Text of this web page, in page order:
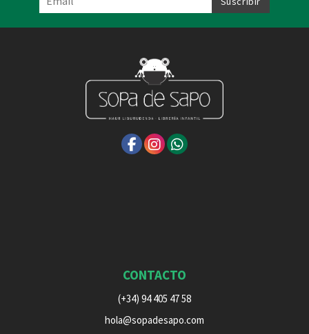
CONTACTO
(+34) 94 405 47 58
hola@sopadesapo.com